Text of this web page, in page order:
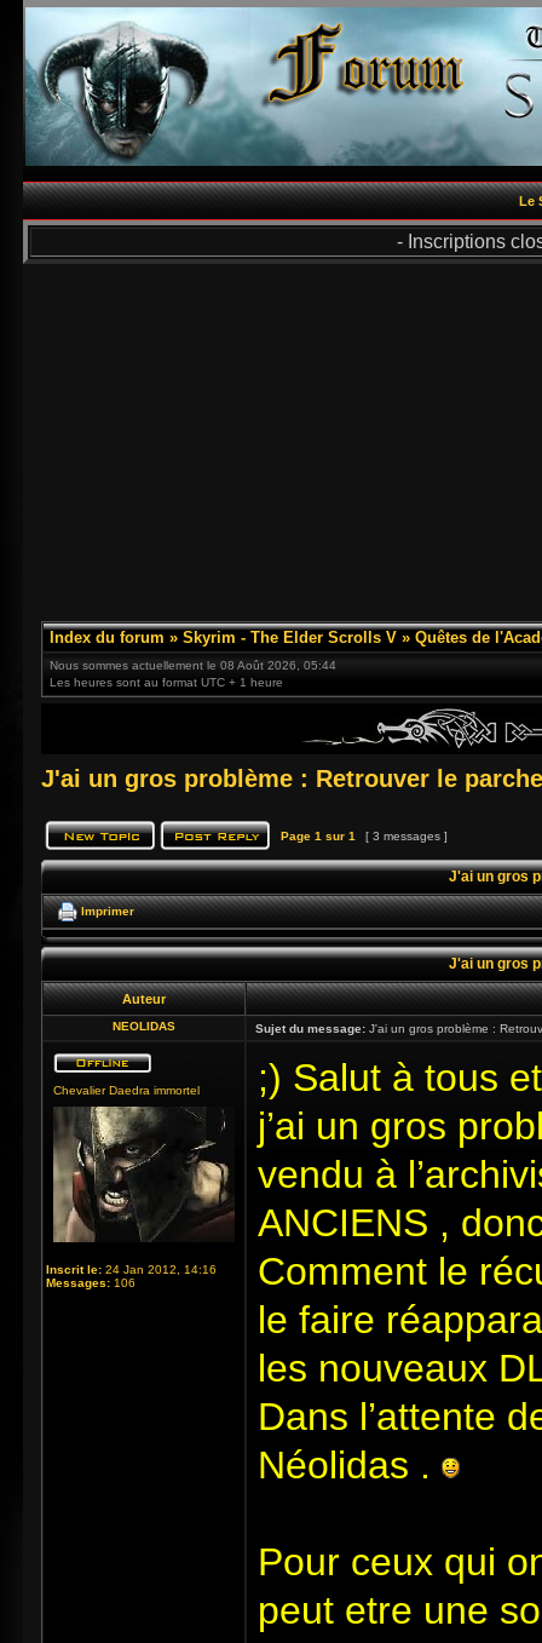
Le
- Inscriptions
Index du forum » Skyrim - The Elder Scrolls V » Quêtes de
Nous sommes actuellement le 08 Août 2026, 05:44
Les heures sont au format UTC + 1 heure
J'ai un gros problème : Retrouver le
Page 1 sur 1 [ 3 messages ]
J'ai un gros
Imprimer
J'ai un gros
Auteur
NEOLIDAS Sujet du message: J'ai un gros problème :
Chevalier Daedra immortel
Inscrit le: 24 Jan 2012, 14:16
Messages: 106
;) Salut à tous
j’ai un gros
vendu à
ANCIENS ,
Comment le
le faire
les nouveaux
Dans l’attente
Néolidas .
Pour ceux qui
peut etre une